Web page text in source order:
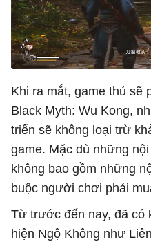
Khi ra mắt, game thủ sẽ
Black Myth: Wu Kong,
triển sẽ không loại trừ
game. Mặc dù những
không bao gồm những
buộc người chơi phải
Từ trước đến nay, đã có
hiện Ngộ Không như